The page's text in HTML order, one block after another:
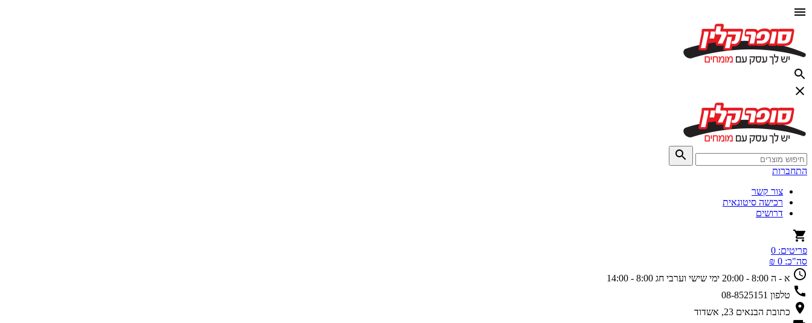
התחברות
צור קשר
רכישה סיטונאית
דרושים
פריטים: 0
סה"כ: 0 ₪
א - ה 8:00 - 20:00
ימי שישי וערבי חג 8:00 - 14:00
טלפון 08-8525151
כתובת הבנאים 23, אשדוד